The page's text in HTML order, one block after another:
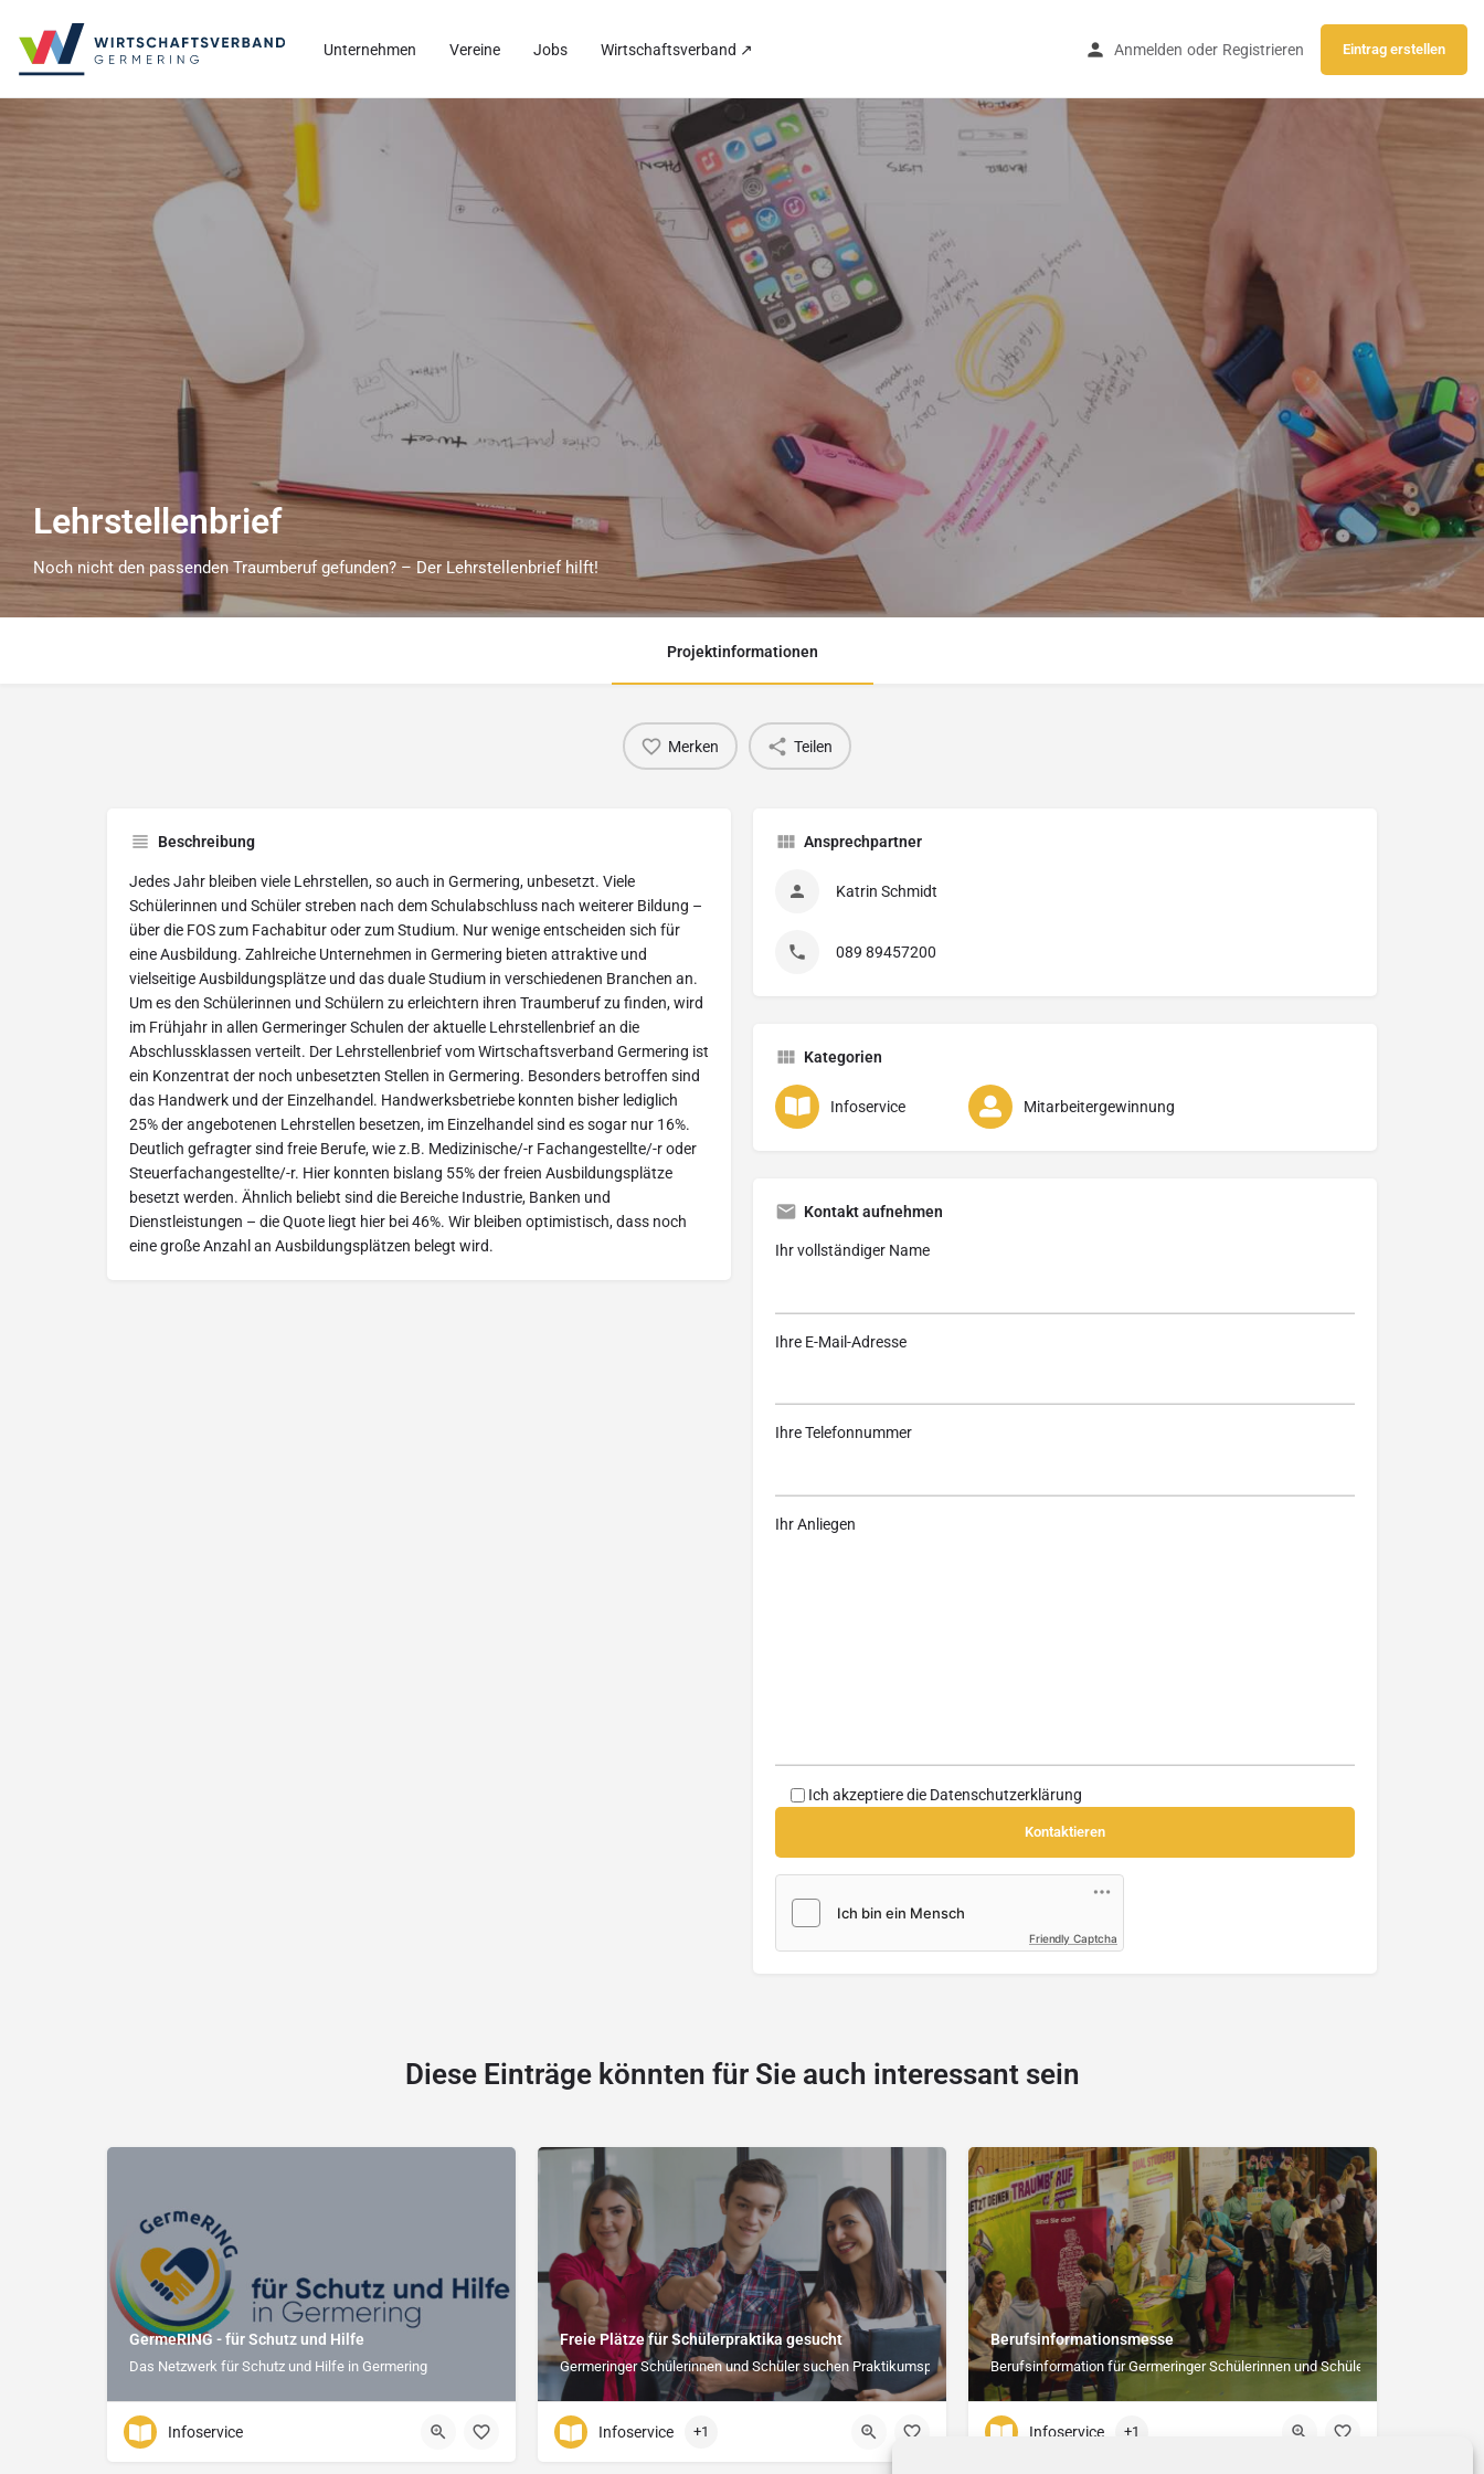
Unternehmen Vereine Jobs Wirtschaftsverband ↗ Anmelden oder Registrieren Eintrag erstellen
Lehrstellenbrief
Noch nicht den passenden Traumberuf gefunden? – Der Lehrstellenbrief hilft!
Projektinformationen
Merken Teilen
Beschreibung
Jedes Jahr bleiben viele Lehrstellen, so auch in Germering, unbesetzt. Viele
Schülerinnen und Schüler streben nach dem Schulabschluss nach weiterer Bildung –
über die FOS zum Fachabitur oder zum Studium. Nur wenige entscheiden sich für
eine Ausbildung. Zahlreiche Unternehmen in Germering bieten attraktive und
vielseitige Ausbildungsplätze und das duale Studium in verschiedenen Branchen an.
Um es den Schülerinnen und Schülern zu erleichtern ihren Traumberuf zu finden, wird
im Frühjahr in allen Germeringer Schulen der aktuelle Lehrstellenbrief an die
Abschlussklassen verteilt. Der Lehrstellenbrief vom Wirtschaftsverband Germering ist
ein Konzentrat der noch unbesetzten Stellen in Germering. Besonders betroffen sind
das Handwerk und der Einzelhandel. Handwerksbetriebe konnten bisher lediglich
25% der angebotenen Lehrstellen besetzen, im Einzelhandel sind es sogar nur 16%.
Deutlich gefragter sind freie Berufe, wie z.B. Medizinische/-r Fachangestellte/-r oder
Steuerfachangestellte/-r. Hier konnten bislang 55% der freien Ausbildungsplätze
besetzt werden. Ähnlich beliebt sind die Bereiche Industrie, Banken und
Dienstleistungen – die Quote liegt hier bei 46%. Wir bleiben optimistisch, dass noch
eine große Anzahl an Ausbildungsplätzen belegt wird.
Ansprechpartner
Katrin Schmidt
089 89457200‬
Kategorien
Infoservice Mitarbeitergewinnung
Kontakt aufnehmen
Ihr vollständiger Name
Ihre E-Mail-Adresse
Ihre Telefonnummer
Ihr Anliegen
Ich akzeptiere die Datenschutzerklärung
Friendly Captcha
Diese Einträge könnten für Sie auch interessant sein
GermeRING - für Schutz und Hilfe
Das Netzwerk für Schutz und Hilfe in Germering
Infoservice
Freie Plätze für Schülerpraktika gesucht
Germeringer Schülerinnen und Schüler suchen Praktikumsplätze
Infoservice +1
Berufsinformationsmesse
Berufsinformation für Germeringer Schülerinnen und Schüler
Infoservice +1